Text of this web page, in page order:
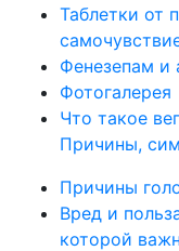
Таблетки от
Фенезепам и
Фотогалерея
Что такое
Причины,
Причины
Вред и
которой